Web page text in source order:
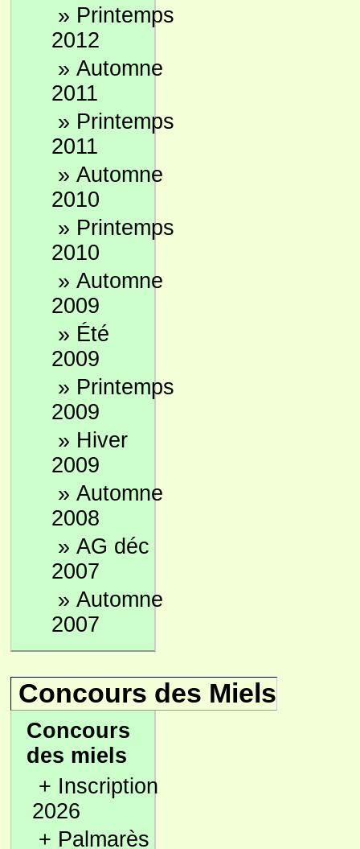
» Printemps
2012
» Automne
2011
» Printemps
2011
» Automne
2010
» Printemps
2010
» Automne
2009
» Été
2009
» Printemps
2009
» Hiver
2009
» Automne
2008
» AG déc
2007
» Automne
2007
Concours des Miels
Concours
des miels
+ Inscription
2026
+ Palmarès